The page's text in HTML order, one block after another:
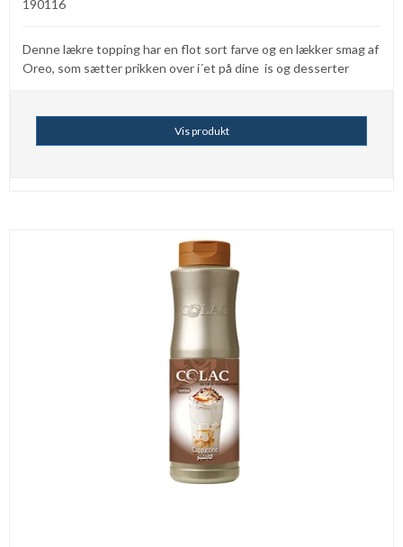
190116
Denne lækre topping har en flot sort farve og en lækker smag af
Oreo, som sætter prikken over i´et på dine is og desserter
Vis produkt